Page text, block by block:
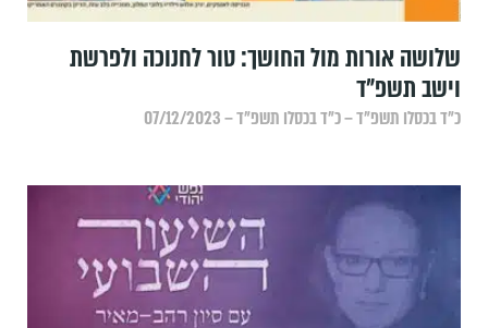
שלושה אורות מול החושך: טור לחנוכה ולפרשת
וישב תשפ"ד
כ״ד בכסלו תשפ״ד – כ״ד בכסלו תשפ״ד – 07/12/2023